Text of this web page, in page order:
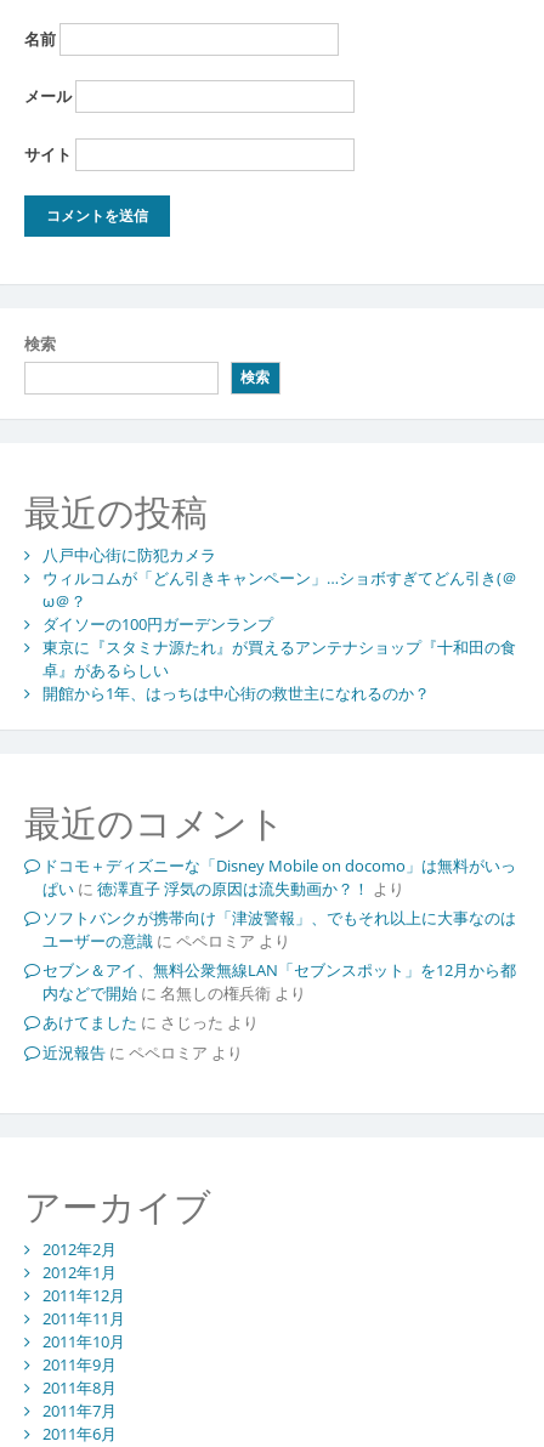
名前
メール
サイト
検索
検索
最近の投稿
八戸中心街に防犯カメラ
ウィルコムが「どん引きキャンペーン」…ショボすぎてどん引き(＠
ω＠？
ダイソーの100円ガーデンランプ
東京に『スタミナ源たれ』が買えるアンテナショップ『十和田の食
卓』があるらしい
開館から1年、はっちは中心街の救世主になれるのか？
最近のコメント
ドコモ＋ディズニーな「Disney Mobile on docomo」は無料がいっ
ぱいに 徳澤直子 浮気の原因は流失動画か？！ より
ソフトバンクが携帯向け「津波警報」、でもそれ以上に大事なのは
ユーザーの意識に ペペロミア より
セブン＆アイ、無料公衆無線LAN「セブンスポット」を12月から都
内などで開始に 名無しの権兵衛より
あけてました に さじった より
近況報告に ペペロミア より
アーカイブ
2012年2月
2012年1月
2011年12月
2011年11月
2011年10月
2011年9月
2011年8月
2011年7月
2011年6月